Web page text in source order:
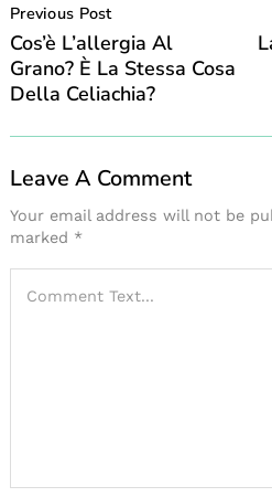
Navigation
Previous Post
Cos’è L’allergia Al
Grano? È La Stessa Cosa
Della Celiachia?
Leave A Comment
Your email address will not be
marked *